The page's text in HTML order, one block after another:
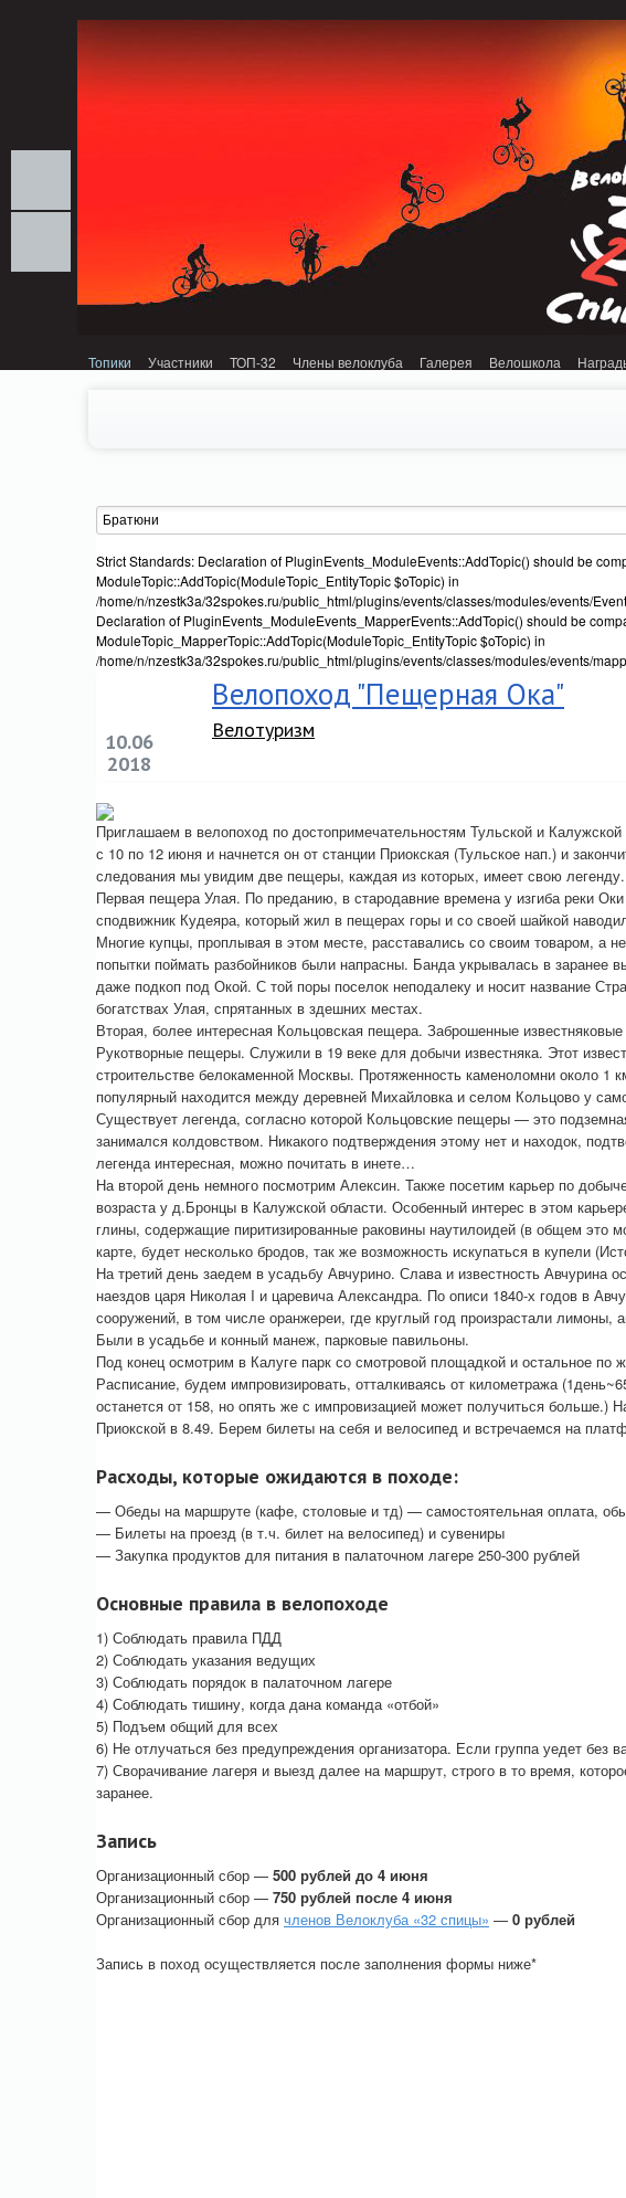
Топики Участники ТОП-32 Члены велоклуба Галерея Велошкола
Strict Standards: Declaration of PluginEvents_ModuleEvents::AddTopic() should be
ModuleTopic::AddTopic(ModuleTopic_EntityTopic $oTopic) in
/home/n/nzestk3a/32spokes.ru/public_html/plugins/events/classes/modules/events/
Declaration of PluginEvents_ModuleEvents_MapperEvents::AddTopic() should be
ModuleTopic_MapperTopic::AddTopic(ModuleTopic_EntityTopic $oTopic) in
/home/n/nzestk3a/32spokes.ru/public_html/plugins/events/classes/modules/events/
10.06
2018
Велопоход "Пещерная Ока"
Велотуризм
Приглашаем в велопоход по достопримечательностям Тульской и
с 10 по 12 июня и начнется он от станции Приокская (Тульское нап.) и
следования мы увидим две пещеры, каждая из которых, имеет свою легенду.
Первая пещера Улая. По преданию, в стародавние времена у изгиба реки
сподвижник Кудеяра, который жил в пещерах горы и со своей шайкой
Многие купцы, проплывая в этом месте, расставались со своим товаром, а
попытки поймать разбойников были напрасны. Банда укрывалась в заранее
даже подкоп под Окой. С той поры поселок неподалеку и носит название
богатствах Улая, спрятанных в здешних местах.
Вторая, более интересная Кольцовская пещера. Заброшенные
Рукотворные пещеры. Служили в 19 веке для добычи известняка. Этот
строительстве белокаменной Москвы. Протяженность каменоломни около
популярный находится между деревней Михайловка и селом Кольцово у
Существует легенда, согласно которой Кольцовские пещеры — это
занимался колдовством. Никакого подтверждения этому нет и находок,
легенда интересная, можно почитать в инете…
На второй день немного посмотрим Алексин. Также посетим карьер по
возраста у д.Бронцы в Калужской области. Особенный интерес в этом
глины, содержащие пиритизированные раковины наутилоидей (в общем это
карте, будет несколько бродов, так же возможность искупаться в купели
На третий день заедем в усадьбу Авчурино. Слава и известность Авчурина
наездов царя Николая I и царевича Александра. По описи 1840-х годов в
сооружений, в том числе оранжереи, где круглый год произрастали лимоны,
Были в усадьбе и конный манеж, парковые павильоны.
Под конец осмотрим в Калуге парк со смотровой площадкой и остальное по
Расписание, будем импровизировать, отталкиваясь от километража
останется от 158, но опять же с импровизацией может получиться больше.)
Приокской в 8.49. Берем билеты на себя и велосипед и встречаемся на
Расходы, которые ожидаются в походе:
— Обеды на маршруте (кафе, столовые и тд) — самостоятельная оплата,
— Билеты на проезд (в т.ч. билет на велосипед) и сувениры
— Закупка продуктов для питания в палаточном лагере 250-300 рублей
Основные правила в велопоходе
1) Соблюдать правила ПДД
2) Соблюдать указания ведущих
3) Соблюдать порядок в палаточном лагере
4) Соблюдать тишину, когда дана команда «отбой»
5) Подъем общий для всех
6) Не отлучаться без предупреждения организатора. Если группа уедет без
7) Сворачивание лагеря и выезд далее на маршрут, строго в то время,
заранее.
Запись
Организационный сбор — 500 рублей до 4 июня
Организационный сбор — 750 рублей после 4 июня
Организационный сбор для членов Велоклуба «32 спицы» — 0 рублей
Запись в поход осуществляется после заполнения формы ниже*